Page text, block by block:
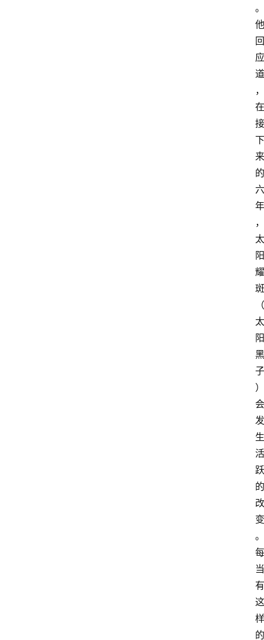
。
他
回
应
道
，
在
接
下
来
的
六
年
，
太
阳
耀
斑
（
太
阳
黑
子
）
会
发
生
活
跃
的
改
变
。
每
当
有
这
样
的